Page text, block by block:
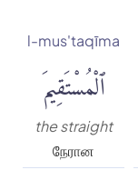
l-mus'taqīma
ٱلْمُسْتَقِيمَ
the straight
நேரான